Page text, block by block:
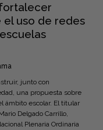
el uso de redes
junto con
una propuesta sobre
ámbito escolar. El titular
Delgado Carrillo,
Plenaria Ordinaria